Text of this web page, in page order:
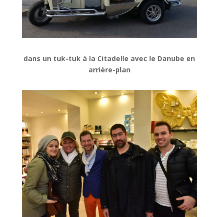
dans un tuk-tuk à la Citadelle avec le Danube en
arrière-plan